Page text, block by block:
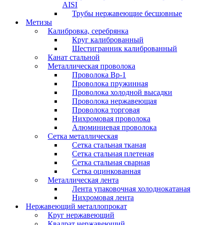
AISI
Трубы нержавеющие бесшовные
Метизы
Калибровка, серебрянка
Круг калиброванный
Шестигранник калиброванный
Канат стальной
Металлическая проволока
Проволока Вр-1
Проволока пружинная
Проволока холодной высадки
Проволока нержавеющая
Проволока торговая
Нихромовая проволока
Алюминиевая проволока
Сетка металлическая
Сетка стальная тканая
Сетка стальная плетеная
Сетка стальная сварная
Сетка оцинкованная
Металлическая лента
Лента упаковочная холоднокатаная
Нихромовая лента
Нержавеющий металлопрокат
Круг нержавеющий